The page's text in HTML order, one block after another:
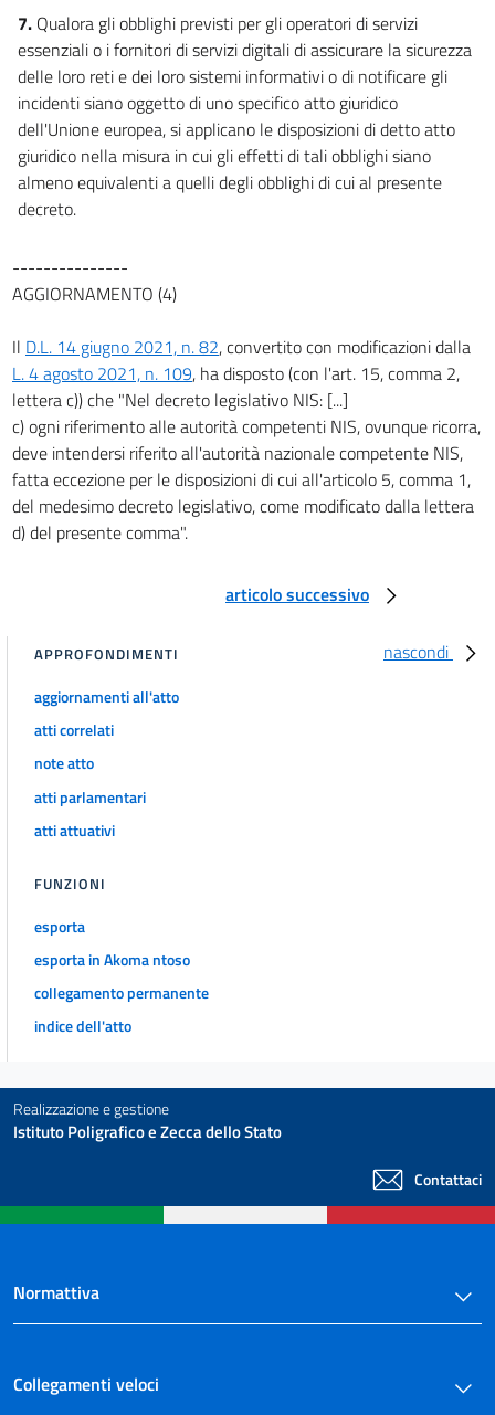
7. Qualora gli obblighi previsti per gli operatori di servizi
essenziali o i fornitori di servizi digitali di assicurare la sicurezza
delle loro reti e dei loro sistemi informativi o di notificare gli
incidenti siano oggetto di uno specifico atto giuridico
dell'Unione europea, si applicano le disposizioni di detto atto
giuridico nella misura in cui gli effetti di tali obblighi siano
almeno equivalenti a quelli degli obblighi di cui al presente
decreto.
---------------
AGGIORNAMENTO (4)
Il D.L. 14 giugno 2021, n. 82, convertito con modificazioni dalla
L. 4 agosto 2021, n. 109, ha disposto (con l'art. 15, comma 2,
lettera c)) che "Nel decreto legislativo NIS: [...]
c) ogni riferimento alle autorità competenti NIS, ovunque ricorra,
deve intendersi riferito all'autorità nazionale competente NIS,
fatta eccezione per le disposizioni di cui all'articolo 5, comma 1,
del medesimo decreto legislativo, come modificato dalla lettera
d) del presente comma".
articolo successivo
nascondi
APPROFONDIMENTI
aggiornamenti all'atto
atti correlati
note atto
atti parlamentari
atti attuativi
FUNZIONI
esporta
esporta in Akoma ntoso
collegamento permanente
indice dell'atto
Realizzazione e gestione
Istituto Poligrafico e Zecca dello Stato
Contattaci
Normattiva
Collegamenti veloci